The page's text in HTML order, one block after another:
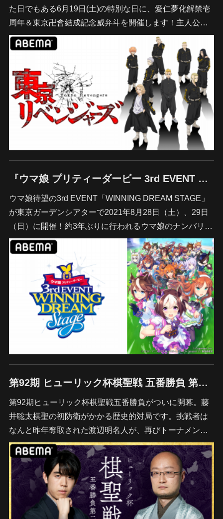
た日でもある6月19日(土)の特別な日に、愛仁夢化解禁壱
周年＆東京卍會結成記念威弁斗を開催します！主人公…
『ウマ娘 プリティーダービー 3rd EVENT WINNING DREAM STAGE』
ウマ娘待望の3rd EVENT「WINNING DREAM STAGE」
が東京ガーデンシアターで2021年8月28日（土）、29日
（日）に開催！約3年ぶりに行われるウマ娘のナンバリ…
第92期 ヒューリック杯棋聖戦 五番勝負 第一局 藤井聡太棋聖 対 渡辺明名人
第92期ヒューリック杯棋聖戦五番勝負がついに開幕。藤
井聡太棋聖の初防衛がかかる歴史的対局です。挑戦者は
なんと昨年奪取された渡辺明名人が、再びトーナメン…